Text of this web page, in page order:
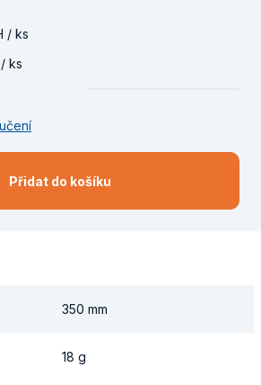
/ ks
ks
Přidat do košíku
350 mm
18 g